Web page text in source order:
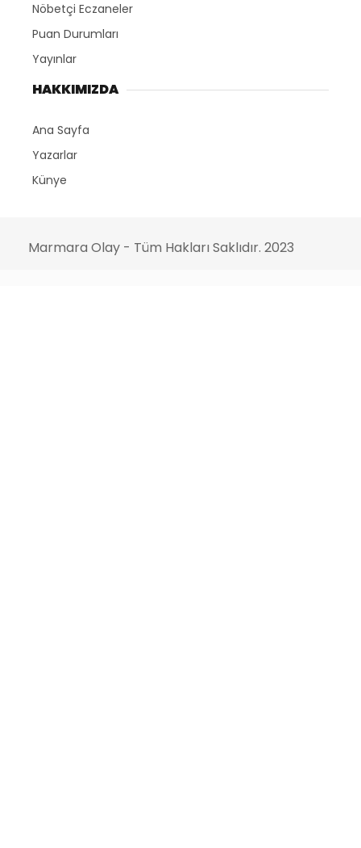
Nöbetçi Eczaneler
Puan Durumları
Yayınlar
HAKKIMIZDA
Ana Sayfa
Yazarlar
Künye
Marmara Olay - Tüm Hakları Saklıdır. 2023